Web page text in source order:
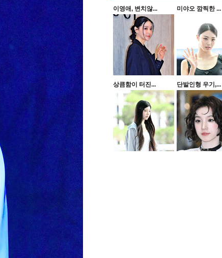
이영애, 변치않... 미야오 깜찍한 ...
상큼함이 터진... 단발인형 우기,...